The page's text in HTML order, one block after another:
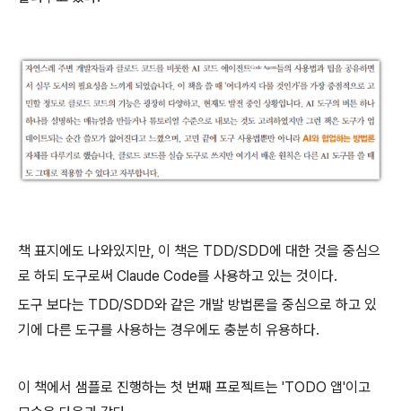
책 표지에도 나와있지만, 이 책은 TDD/SDD에 대한 것을 중심으
로 하되 도구로써 Claude Code를 사용하고 있는 것이다.
도구 보다는 TDD/SDD와 같은 개발 방법론을 중심으로 하고 있
기에 다른 도구를 사용하는 경우에도 충분히 유용하다.
이 책에서 샘플로 진행하는 첫 번째 프로젝트는 'TODO 앱'이고